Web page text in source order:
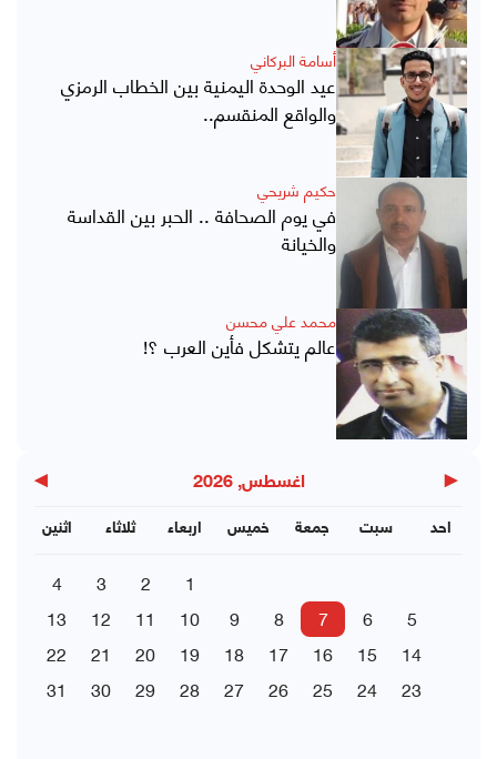
أسامة البركاني
عيد الوحدة اليمنية بين الخطاب الرمزي
والواقع المنقسم..
حكيم شريحي
في يوم الصحافة .. الحبر بين القداسة
والخيانة
محمد علي محسن
عالم يتشكل فأين العرب ؟!
◀ اغسطس, 2026 ▶
اثنين ثلاثاء اربعاء خميس جمعة سبت احد
1
2
3
4
5
6
7
8
9
10
11
12
13
14
15
16
17
18
19
20
21
22
23
24
25
26
27
28
29
30
31